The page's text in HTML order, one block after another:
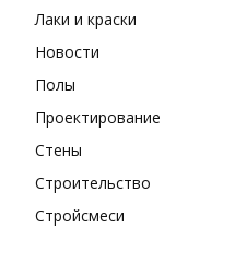
Лаки и краски
Новости
Полы
Проектирование
Стены
Строительство
Стройсмеси